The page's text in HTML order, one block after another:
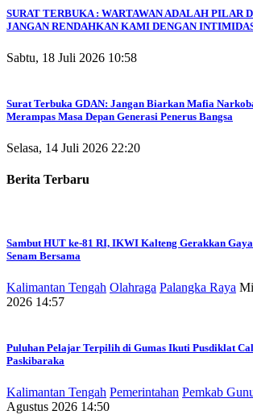
SURAT TERBUKA : WARTAWAN ADALAH PILAR
JANGAN RENDAHKAN KAMI DENGAN
Sabtu, 18 Juli 2026 10:58
Surat Terbuka GDAN: Jangan Biarkan Mafia
Merampas Masa Depan Generasi Penerus Bangsa
Selasa, 14 Juli 2026 22:20
Berita Terbaru
Sambut HUT ke-81 RI, IKWI Kalteng Gerakkan
Senam Bersama
Kalimantan Tengah Olahraga Palangka Raya
2026 14:57
Puluhan Pelajar Terpilih di Gumas Ikuti Pusdiklat
Paskibaraka
Kalimantan Tengah Pemerintahan Pemkab
Agustus 2026 14:50